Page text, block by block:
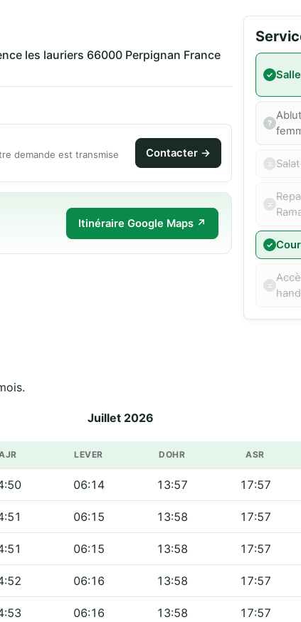
les lauriers 66000 Perpignan France
demande est transmise
Contacter →
Itinéraire Google Maps ↗
Juillet 2026
LEVER DOHR ASR
06:14 13:57 17:57
06:15 13:58 17:57
06:15 13:58 17:57
06:16 13:58 17:57
06:16 13:58 17:57